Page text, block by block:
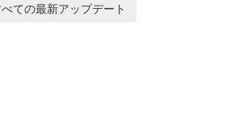
ての最新アップデート